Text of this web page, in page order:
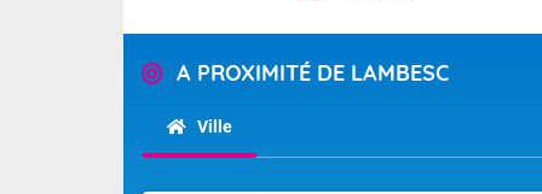
A PROXIMITÉ DE LAMBESC
Ville
Très
(83), et